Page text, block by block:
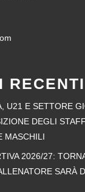
RECENTI
U21 E SETTORE
DEGLI
MASCHILI
2026/27:
SARÀ